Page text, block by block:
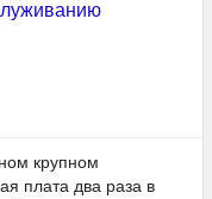
крупном
плата два раза в